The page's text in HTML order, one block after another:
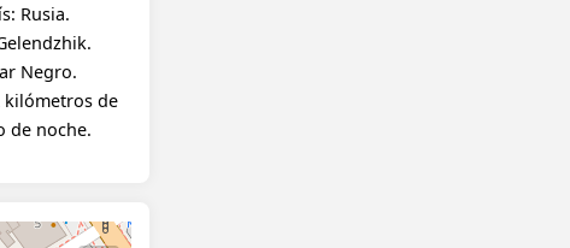
Rusia.
Negro.
kilómetros de
de noche.